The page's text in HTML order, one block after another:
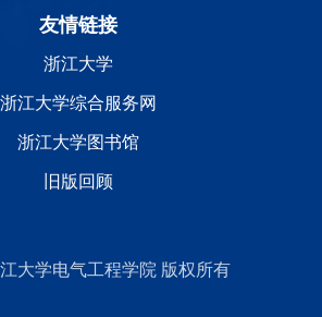
友情链接
浙江大学
浙江大学综合服务网
浙江大学图书馆
旧版回顾
大学电气工程学院 版权所有